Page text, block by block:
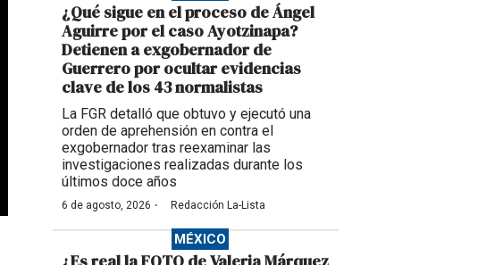
¿Qué sigue en el proceso de Ángel
Aguirre por el caso Ayotzinapa?
Detienen a exgobernador de
Guerrero por ocultar evidencias
clave de los 43 normalistas
La FGR detalló que obtuvo y ejecutó una
orden de aprehensión en contra el
exgobernador tras reexaminar las
investigaciones realizadas durante los
últimos doce años
6 de agosto, 2026 · Redacción La-Lista
MÉXICO